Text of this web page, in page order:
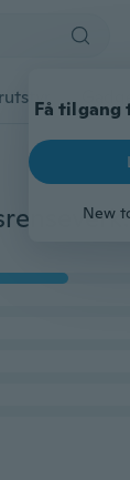
Få
New Aquarium Fish